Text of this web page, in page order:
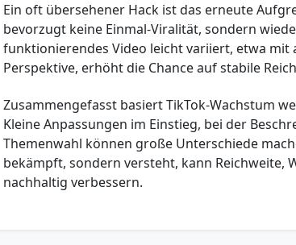
Ein oft übersehener Hack ist das erneute
bevorzugt keine Einmal-Viralität, sondern
funktionierendes Video leicht variiert, etwa mit
Perspektive, erhöht die Chance auf stabile
Zusammengefasst basiert TikTok-Wachstum
Kleine Anpassungen im Einstieg, bei der
Themenwahl können große Unterschiede
bekämpft, sondern versteht, kann Reichweite,
nachhaltig verbessern.